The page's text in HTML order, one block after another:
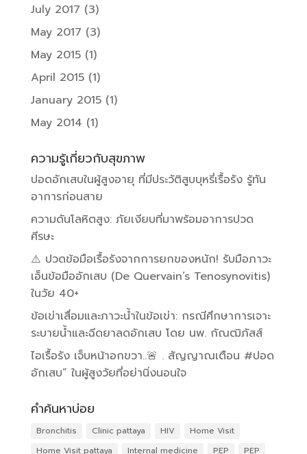
July 2017 (3)
May 2017 (3)
May 2015(1)
April 2015(1)
January 2015(1)
May 2014 (1)
ความรู้เกี่ยวกับสุขภาพ
ปอดอักเสบในผู้สูงอายุ ที่มีประวัติสูบบุหรี่เรื้อรัง รู้ทัน
อาการก่อนสาย
ความดันโลหิตสูง: ภัยเงียบที่มาพร้อมอาการปวด
ศีรษะ
⚠️ ปวดข้อมือเรื้อรังจากการยกของหนัก! รับมือภาวะ
เอ็นข้อมืออักเสบ (De Quervain’s Tenosynovitis)
ในวัย 40+
ข้อเข่าเสื่อมและภาวะน้ำในข้อเข่า: กรณีศึกษาการเจาะ
ระบายน้ำและฉีดยาลดอักเสบ โดย นพ. กัณฒิภัสส์
ไอเรื้อรัง เจ็บหน้าอกขวา..🚨 . สัญญาณเตือน #ปอด
อักเสบ” ในผู้สูงวัยที่อย่านิ่งนอนใจ
คำค้นหาบ่อย
Bronchitis Clinic pattaya HIV
Home Visit
Home Visit pattaya
Internal medicine PEP
PEP